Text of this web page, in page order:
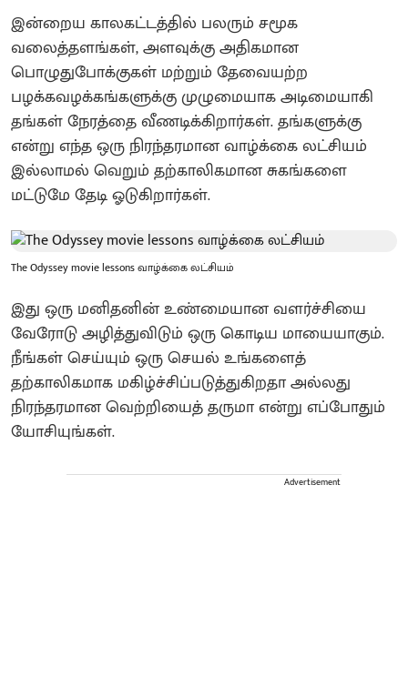
இன்றைய காலகட்டத்தில் பலரும் சமூக
வலைத்தளங்கள், அளவுக்கு அதிகமான
பொழுதுபோக்குகள் மற்றும் தேவையற்ற
பழக்கவழக்கங்களுக்கு முழுமையாக அடிமையாகி
தங்கள் நேரத்தை வீணடிக்கிறார்கள். தங்களுக்கு
என்று எந்த ஒரு நிரந்தரமான வாழ்க்கை லட்சியம்
இல்லாமல் வெறும் தற்காலிகமான சுகங்களை
மட்டுமே தேடி ஓடுகிறார்கள்.
The Odyssey movie lessons வாழ்க்கை லட்சியம்
இது ஒரு மனிதனின் உண்மையான வளர்ச்சியை
வேரோடு அழித்துவிடும் ஒரு கொடிய மாயையாகும்.
நீங்கள் செய்யும் ஒரு செயல் உங்களைத்
தற்காலிகமாக மகிழ்ச்சிப்படுத்துகிறதா அல்லது
நிரந்தரமான வெற்றியைத் தருமா என்று எப்போதும்
யோசியுங்கள்.
Advertisement